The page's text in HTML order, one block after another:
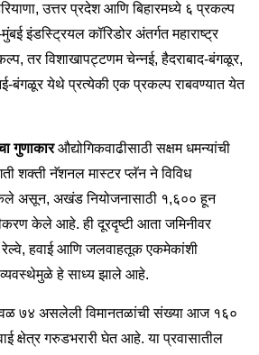
उत्तर प्रदेश आणि बिहारमध्ये ६ प्रकल्प
इंडस्ट्रियल कॉरिडोर अंतर्गत महाराष्ट्र
तर विशाखापट्टणम चेन्नई, हैदराबाद-बंगळूर,
बंगळूर येथे प्रत्येकी एक प्रकल्प राबवण्यात येत
गुणाकारऔद्योगिकवाढीसाठी सक्षम धमन्यांची
शक्ती नॅशनल मास्टर प्लॅन ने विविध
असून, अखंड नियोजनासाठी १,६०० हून
केले आहे. ही दूरदृष्टी आता जमिनीवर
हवाई आणि जलवाहतूक एकमेकांशी
व्यवस्थेमुळे हे साध्य झाले आहे.
७४ असलेली विमानतळांची संख्या आज १६०
क्षेत्र गरुडभरारी घेत आहे. या प्रवासातील